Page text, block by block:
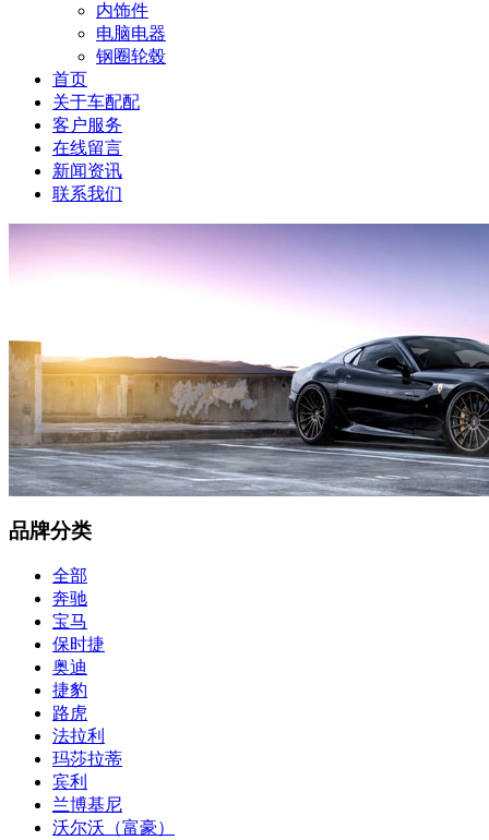
内饰件
电脑电器
钢圈轮毂
首页
关于车配配
客户服务
在线留言
新闻资讯
联系我们
品牌分类
全部
奔驰
宝马
保时捷
奥迪
捷豹
路虎
法拉利
玛莎拉蒂
宾利
兰博基尼
沃尔沃（富豪）